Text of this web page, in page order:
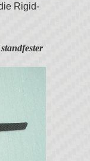
Rigid-